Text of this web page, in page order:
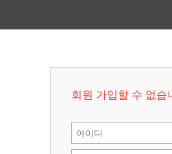
회원 가입할 수 없습